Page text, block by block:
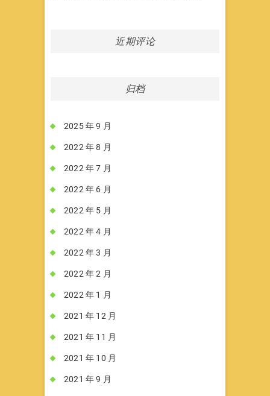
近期评论
归档
2025 年 9 月
2022 年 8 月
2022 年 7 月
2022 年 6 月
2022 年 5 月
2022 年 4 月
2022 年 3 月
2022 年 2 月
2022 年 1 月
2021 年 12 月
2021 年 11 月
2021 年 10 月
2021 年 9 月